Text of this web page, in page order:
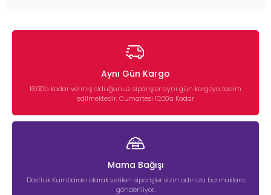
Aynı Gün Kargo
16:00’a kadar vermiş olduğunuz siparişler aynı gün kargoya teslim
edilmektedir. Cumartesi 10:00'a Kadar
Mama Bağışı
Dostluk Kumbarası olarak verilen siparişler sizin adınıza barınaklara
gönderiliyor.